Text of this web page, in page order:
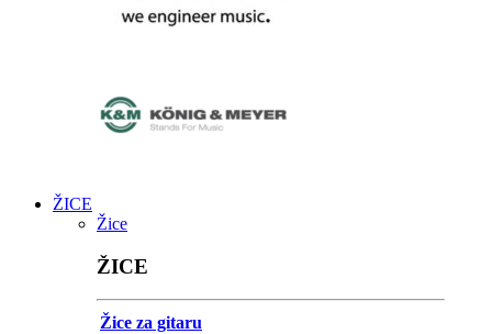
ŽICE
Žice
ŽICE
Žice za gitaru